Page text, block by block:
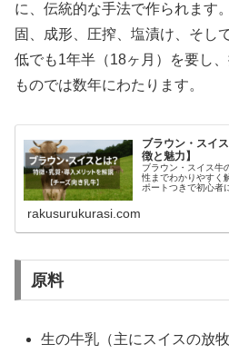
に、伝統的な手法で作られます
固、成形、圧搾、塩漬け、そし
低でも1年半（18ヶ月）を要し
ものでは数年にわたります。
ブラウン・スイ
徴と魅力】
ブラウン・スイス牛
性までわかりやすく
ポートつきで初心者
rakusurukurasi.com
原料
生の牛乳（主にスイスの放牧